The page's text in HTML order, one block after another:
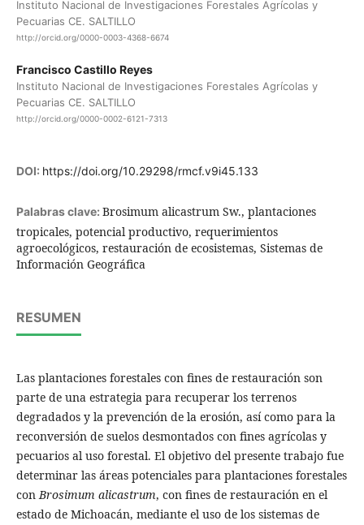
Instituto Nacional de Investigaciones Forestales Agrícolas y
Pecuarias CE. SALTILLO
http://orcid.org/0000-0003-4368-6674
Francisco Castillo Reyes
Instituto Nacional de Investigaciones Forestales Agrícolas y
Pecuarias CE. SALTILLO
http://orcid.org/0000-0002-6121-7313
DOI: https://doi.org/10.29298/rmcf.v9i45.133
Palabras clave: Brosimum alicastrum Sw., plantaciones
tropicales, potencial productivo, requerimientos
agroecológicos, restauración de ecosistemas, Sistemas de
Información Geográfica
RESUMEN
Las plantaciones forestales con fines de restauración son
parte de una estrategia para recuperar los terrenos
degradados y la prevención de la erosión, así como para la
reconversión de suelos desmontados con fines agrícolas y
pecuarios al uso forestal. El objetivo del presente trabajo fue
determinar las áreas potenciales para plantaciones forestales
conBrosimum alicastrum, con fines de restauración en el
estado de Michoacán, mediante el uso de los sistemas de